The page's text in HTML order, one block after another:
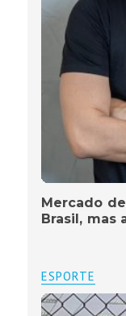
Mercado
Brasil, mas
ESPORTE